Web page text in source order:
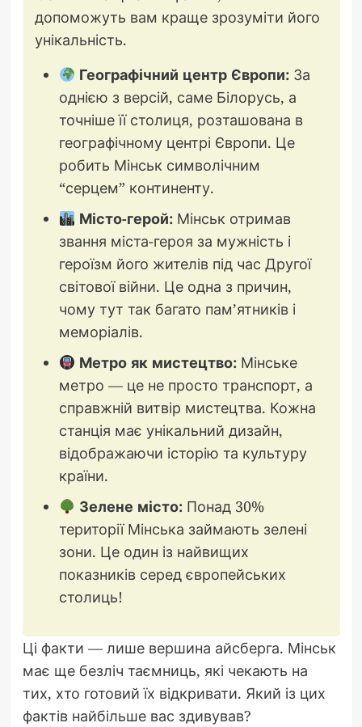
допоможуть вам краще зрозуміти його
унікальність.
Географічний центр Європи: За
однією з версій, саме Білорусь, а
точніше її столиця, розташована в
географічному центрі Європи. Це
робить Мінськ символічним
“серцем” континенту.
Місто-герой: Мінськ отримав
звання міста-героя за мужність і
героїзм його жителів під час Другої
світової війни. Це одна з причин,
чому тут так багато пам’ятників і
меморіалів.
Метро як мистецтво: Мінське
метро — це не просто транспорт, а
справжній витвір мистецтва. Кожна
станція має унікальний дизайн,
відображаючи історію та культуру
країни.
Зелене місто: Понад 30%
території Мінська займають зелені
зони. Це один із найвищих
показників серед європейських
столиць!
Ці факти — лише вершина айсберга. Мінськ
має ще безліч таємниць, які чекають на
тих, хто готовий їх відкривати. Який із цих
фактів найбільше вас здивував?